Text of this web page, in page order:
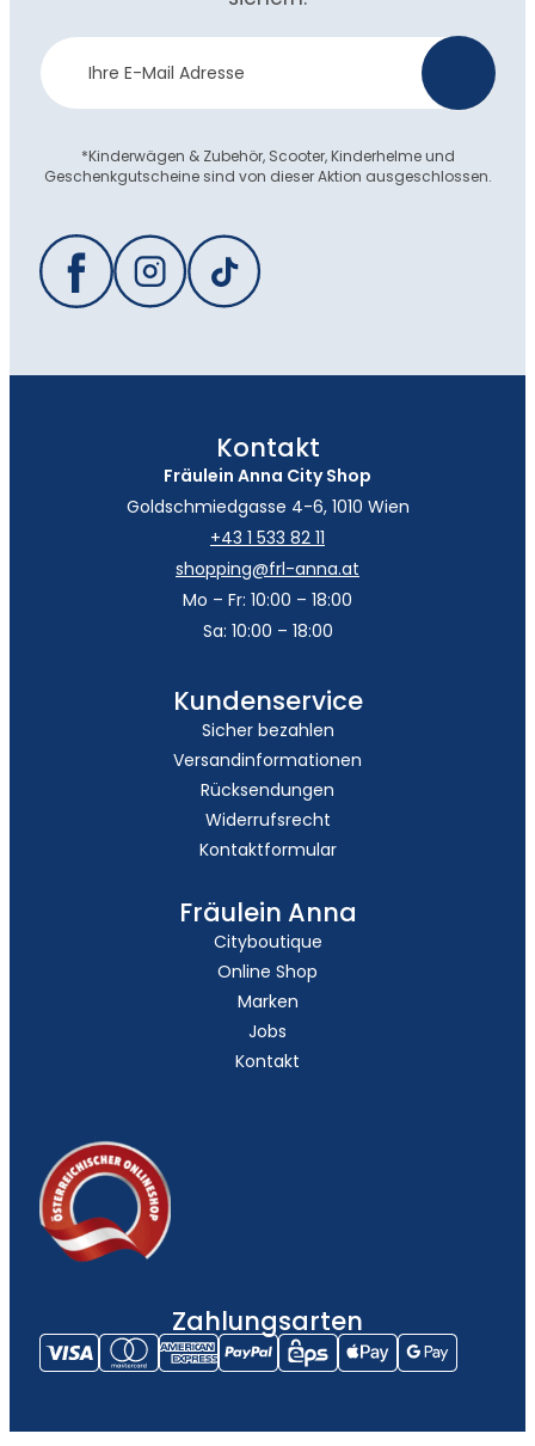
Newsletter
Anmeldung
*Kinderwägen & Zubehör, Scooter, Kinderhelme und
Geschenkgutscheine sind von dieser Aktion ausgeschlossen.
Kontakt
Fräulein Anna City Shop
Goldschmiedgasse 4-6, 1010 Wien
+43 1 533 82 11
shopping@frl-anna.at
Mo – Fr: 10:00 – 18:00
Sa: 10:00 – 18:00
Kundenservice
Sicher bezahlen
Versandinformationen
Rücksendungen
Widerrufsrecht
Kontaktformular
Fräulein Anna
Cityboutique
Online Shop
Marken
Jobs
Kontakt
Zahlungsarten